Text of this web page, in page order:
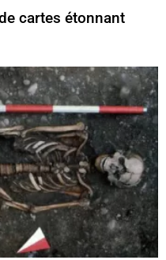
cartes étonnant